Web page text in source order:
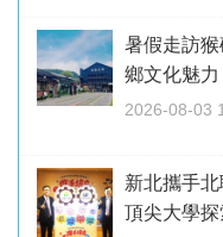
暑假走訪
鄉文化魅力
2026-08-03
新北攜手
頂尖大學探